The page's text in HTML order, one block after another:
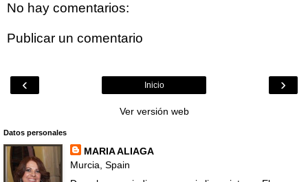
No hay comentarios:
Publicar un comentario
‹ ›
Inicio
Ver versión web
Datos personales
MARIA ALIAGA
Murcia, Spain